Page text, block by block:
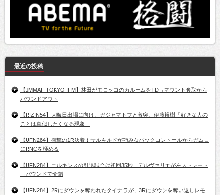
最近の投稿
【JMMAF TOKYO IFM】林田がモロッコのカルームをTD→マウント奪取から
パウンドアウト
【RIZIN54】大晦日出場に向け、ガジャマトフと激突。伊藤裕樹「好きな人の
ことは真似したくなる現象」
【UFN284】衝撃の1R決着！サルキルドが巧みなバックコントールからガムロ
にRNCを極める
【UFN284】エルキンスの引退試合は初回35秒、デルヴァリエが左ストレート
→パウンドで介錯
【UFN284】2Rにダウンを奪われたタイナラが、3Rにダウンを奪い返しレモ